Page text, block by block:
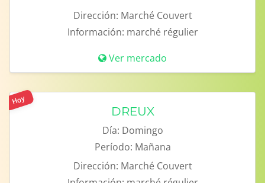
Dirección: Marché Couvert
Información: marché régulier
Ver mercado
Hoy
DREUX
Día: Domingo
Período: Mañana
Dirección: Marché Couvert